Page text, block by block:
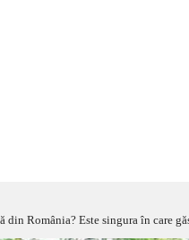
din România? Este singura în care